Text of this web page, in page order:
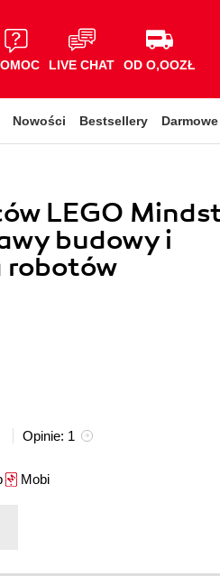
LIVE CHAT OD O,OOZŁ
Nowości Bestsellery
LEGO
budowy i
robotów
Opinie: 1
Mobi